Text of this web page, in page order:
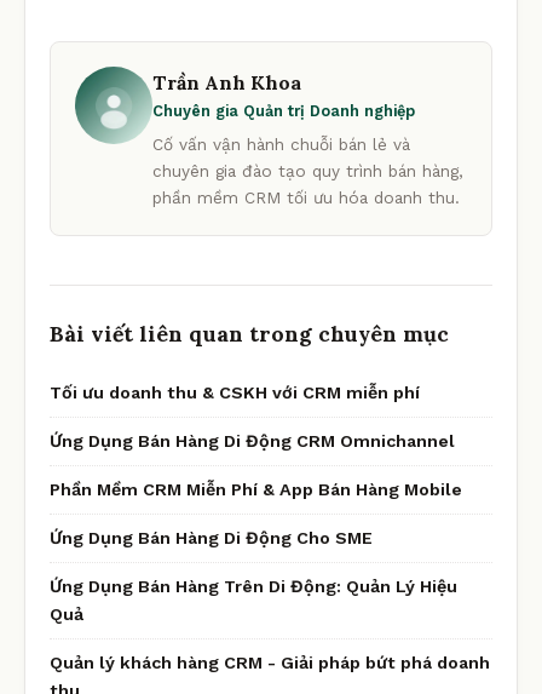
Trần Anh Khoa
Chuyên gia Quản trị Doanh nghiệp
Cố vấn vận hành chuỗi bán lẻ và
chuyên gia đào tạo quy trình bán hàng,
phần mềm CRM tối ưu hóa doanh thu.
Bài viết liên quan trong chuyên mục
Tối ưu doanh thu & CSKH với CRM miễn phí
Ứng Dụng Bán Hàng Di Động CRM Omnichannel
Phần Mềm CRM Miễn Phí & App Bán Hàng Mobile
Ứng Dụng Bán Hàng Di Động Cho SME
Ứng Dụng Bán Hàng Trên Di Động: Quản Lý Hiệu
Quả
Quản lý khách hàng CRM - Giải pháp bứt phá doanh
thu